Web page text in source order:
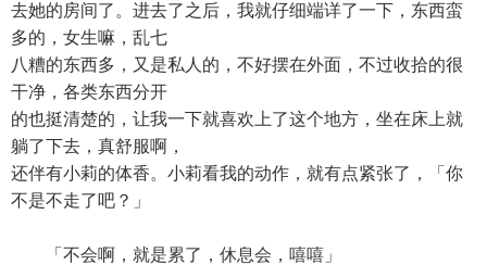
去她的房间了。进去了之后，我就仔细端详了一下，东西蛮
多的，女生嘛，乱七
八糟的东西多，又是私人的，不好摆在外面，不过收拾的很
干净，各类东西分开
的也挺清楚的，让我一下就喜欢上了这个地方，坐在床上就
躺了下去，真舒服啊，
还伴有小莉的体香。小莉看我的动作，就有点紧张了，「你
不是不走了吧？」
「不会啊，就是累了，休息会，嘻嘻」